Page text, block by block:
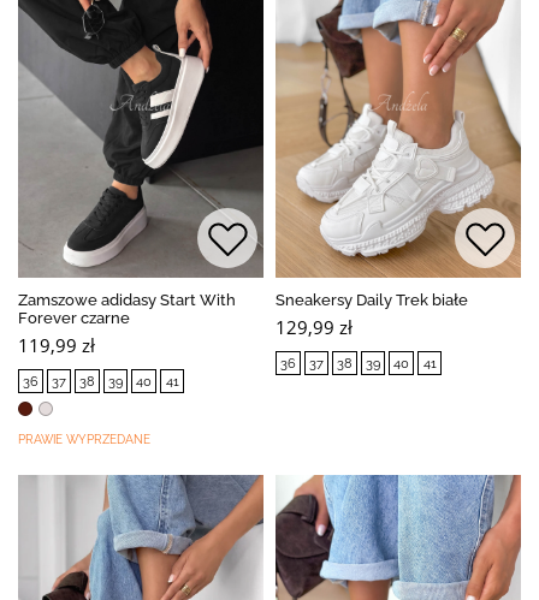
Zamszowe adidasy Start With
Forever czarne
119,99 zł
36 37 38 39 40 41
PRAWIE WYPRZEDANE
Sneakersy Daily Trek białe
129,99 zł
36 37 38 39 40 41